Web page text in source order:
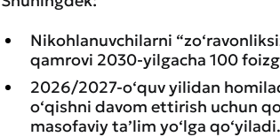
Nikohlanuvchilarni
qamrovi 2030-yilgacha 100
2026/2027-o‘quv yilidan
o‘qishni davom ettirish uchun
masofaviy ta’lim yo‘lga qo‘yiladi.